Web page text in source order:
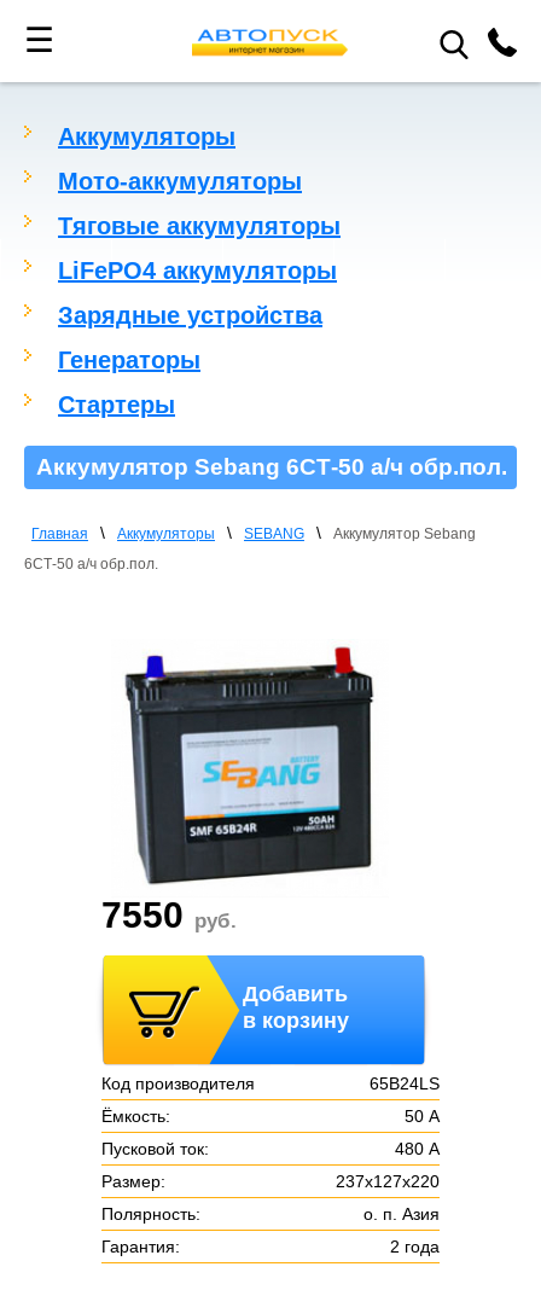
☰
Аккумуляторы
Мото-аккумуляторы
Тяговые аккумуляторы
LiFePO4 аккумуляторы
Зарядные устройства
Генераторы
Стартеры
Аккумулятор Sebang 6СТ-50 а/ч обр.пол.
Главная \ Аккумуляторы \ SEBANG \
Аккумулятор Sebang
6СТ-50 а/ч обр.пол.
7550 руб.
Добавить
в корзину
Код производителя
65B24LS
Ёмкость:
50 А
Пусковой ток:
480 А
Размер:
237х127х220
Полярность:
о. п. Азия
Гарантия:
2 года